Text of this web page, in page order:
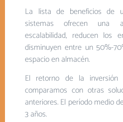
La lista de beneficios de
sistemas ofrecen una
escalabilidad, reducen los
disminuyen entre un 50%-
espacio en almacén.
El retorno de la
comparamos con otras
anteriores. El período medio
3 años.